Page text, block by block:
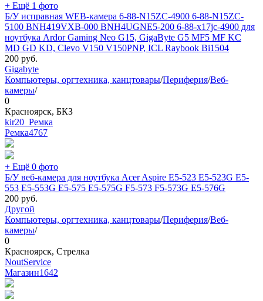
+ Ещё 1 фото
Б/У исправная WEB-камера 6-88-N15ZC-4900 6-88-N15ZC-
5100 BNH419VXB-000 BNH4UGNE5-200 6-88-x17jc-4900 для
ноутбука Ardor Gaming Neo G15, GigaByte G5 MF5 MF KC
MD GD KD, Clevo V150 V150PNP, ICL Raybook Bi1504
200 руб.
Gigabyte
Компьютеры, оргтехника, канцтовары/Периферия/Веб-
камеры/
0
Красноярск, БКЗ
kir20_Ремка
Ремка4767
+ Ещё 0 фото
Б/У веб-камера для ноутбука Acer Aspire E5-523 E5-523G E5-
553 E5-553G E5-575 E5-575G F5-573 F5-573G E5-576G
200 руб.
Другой
Компьютеры, оргтехника, канцтовары/Периферия/Веб-
камеры/
0
Красноярск, Стрелка
NoutService
Магазин1642